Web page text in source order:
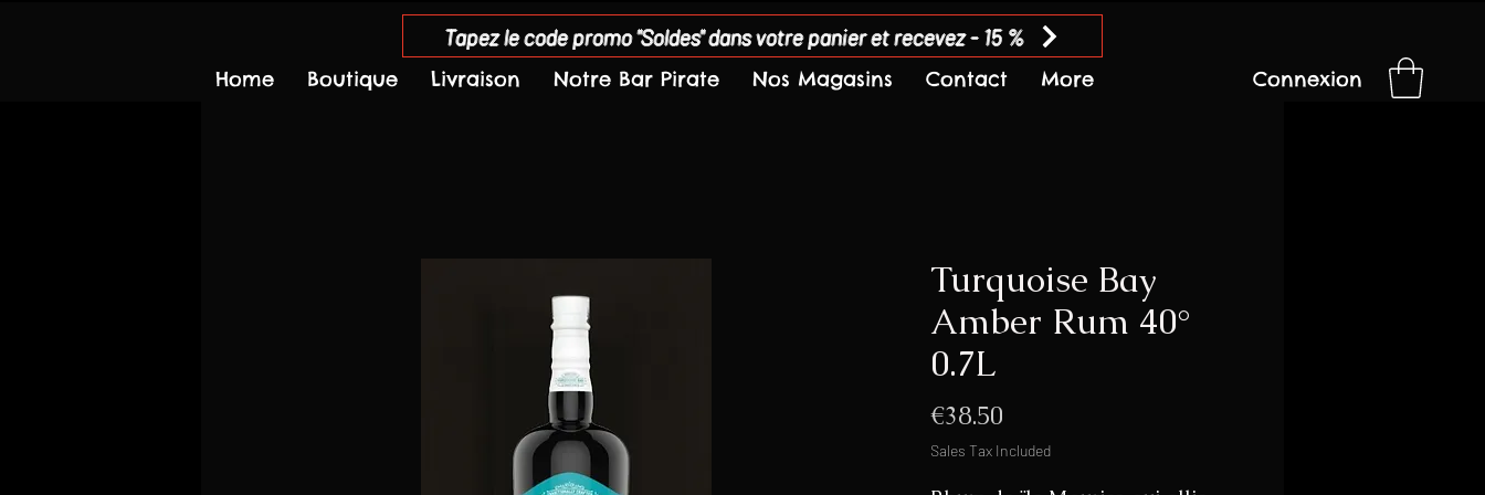
Tapez le code promo "Soldes" dans votre panier et recevez - 15 %
Home Boutique Livraison Notre Bar Pirate Nos Magasins Contact More Connexion
Turquoise Bay
Amber Rum 40°
0.7L
€38.50
Sales Tax Included